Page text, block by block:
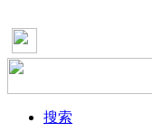
搜索